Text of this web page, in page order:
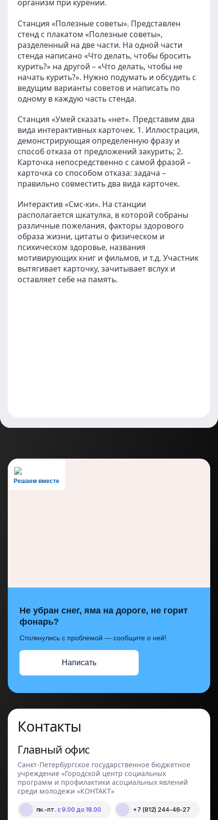
организм при курении.
Станция «Полезные советы». Представлен
стенд с плакатом «Полезные советы»,
разделенный на две части. На одной части
стенда написано «Что делать, чтобы бросить
курить?» на другой – «Что делать, чтобы не
начать курить?». Нужно подумать и обсудить с
ведущим варианты советов и написать по
одному в каждую часть стенда.
Станция «Умей сказать «нет». Представим два
вида интерактивных карточек. 1. Иллюстрация,
демонстрирующая определенную фразу и
способ отказа от предложений закурить; 2.
Карточка непосредственно с самой фразой –
карточка со способом отказа: задача –
правильно совместить два вида карточек.
Интерактив «Смс-ки». На станции
располагается шкатулка, в которой собраны
различные пожелания, факторы здорового
образа жизни, цитаты о физическом и
психическом здоровье, названия
мотивирующих книг и фильмов, и т.д. Участник
вытягивает карточку, зачитывает вслух и
оставляет себе на память.
Решаем вместе
Не убран снег, яма на дороге, не горит
фонарь?
Столкнулись с проблемой — сообщите о ней!
Написать
Контакты
Главный офис
Санкт-Петербургское государственное бюджетное
учреждение «Городской центр социальных
программ и профилактики асоциальных явлений
среди молодежи «КОНТАКТ»
пн.-пт. с 9.00 до 18.00 +7 (812) 244-46-27